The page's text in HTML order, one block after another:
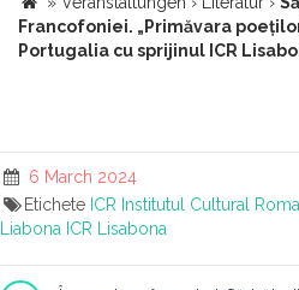
Francofoniei. „Primăvara
Portugalia cu sprijinul ICR
6 March 2024
Etichete ICR Institutul Cultural
Liabona ICR Lisabona